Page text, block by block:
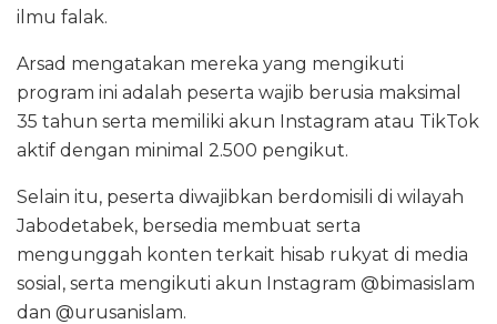
ilmu falak.
Arsad mengatakan mereka yang mengikuti
program ini adalah peserta wajib berusia maksimal
35 tahun serta memiliki akun Instagram atau TikTok
aktif dengan minimal 2.500 pengikut.
Selain itu, peserta diwajibkan berdomisili di wilayah
Jabodetabek, bersedia membuat serta
mengunggah konten terkait hisab rukyat di media
sosial, serta mengikuti akun Instagram @bimasislam
dan @urusanislam.